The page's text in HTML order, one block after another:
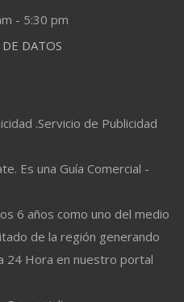
- 5:30 pm
DATOS
.Servicio de Publicidad
Es una Guía Comercial -
6 años como uno del medio
de la región generando
24 Hora en nuestro portal